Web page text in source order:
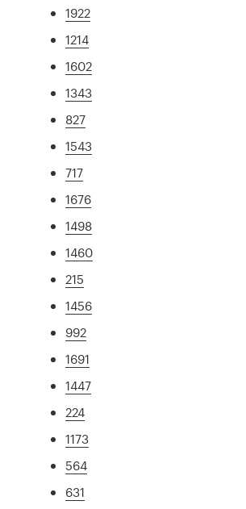
1922
1214
1602
1343
827
1543
717
1676
1498
1460
215
1456
992
1691
1447
224
1173
564
631